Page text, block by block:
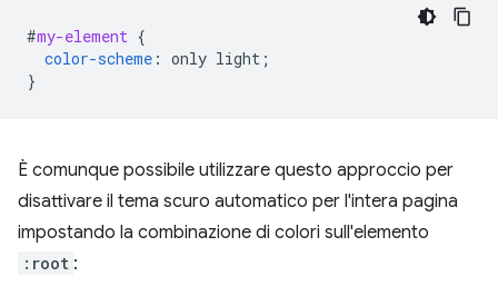
#my-element {
color-scheme : only light ;
}
È comunque possibile utilizzare questo approccio per
disattivare il tema scuro automatico per l'intera pagina
impostando la combinazione di colori sull'elemento
:root :